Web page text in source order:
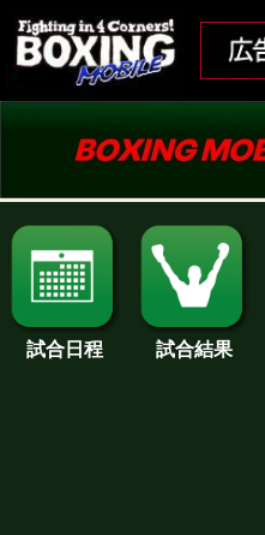
試合日程 試合結果